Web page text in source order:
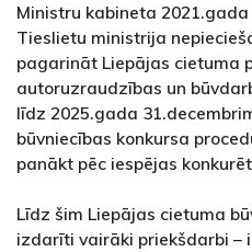
Ministru kabineta
Tieslietu ministrija
pagarināt Liepājas cietuma
autoruzraudzības un
līdz 2025.gada
būvniecības konkursa
panākt pēc iespējas
Līdz šim Liepājas cietuma
izdarīti vairāki priekšdarbi –